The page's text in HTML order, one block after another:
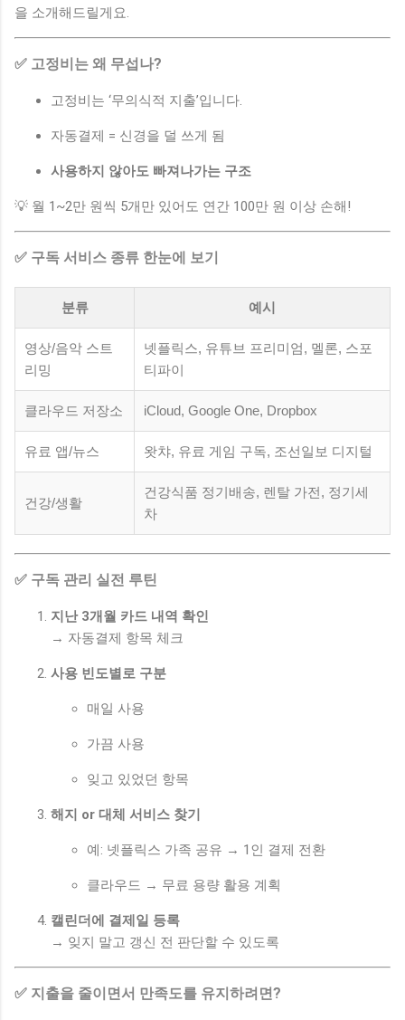
을 소개해드릴게요.
✅ 고정비는 왜 무섭나?
고정비는 ‘무의식적 지출’입니다.
자동결제 = 신경을 덜 쓰게 됨
사용하지 않아도 빠져나가는 구조
💡 월 1~2만 원씩 5개만 있어도 연간 100만 원 이상 손해!
✅ 구독 서비스 종류 한눈에 보기
분류 예시
영상/음악 스트
리밍
넷플릭스, 유튜브 프리미엄, 멜론, 스포
티파이
클라우드 저장소 iCloud, Google One, Dropbox
유료 앱/뉴스 왓챠, 유료 게임 구독, 조선일보 디지털
건강/생활
건강식품 정기배송, 렌탈 가전, 정기세
차
✅ 구독 관리 실전 루틴
지난 3개월 카드 내역 확인
→ 자동결제 항목 체크
사용 빈도별로 구분
매일 사용
가끔 사용
잊고 있었던 항목
해지 or 대체 서비스 찾기
예: 넷플릭스 가족 공유 → 1인 결제 전환
클라우드 → 무료 용량 활용 계획
캘린더에 결제일 등록
→ 잊지 말고 갱신 전 판단할 수 있도록
✅ 지출을 줄이면서 만족도를 유지하려면?